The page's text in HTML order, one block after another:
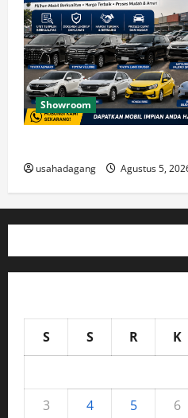
Showroom
usahadagang Agustus 5,
S S R K
3
4 5 6